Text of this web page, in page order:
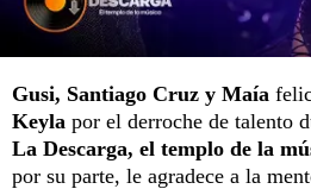
Gusi, Santiago Cruz y Maía
Keyla por el derroche de talento
La Descarga, el templo de la
por su parte, le agradece a la